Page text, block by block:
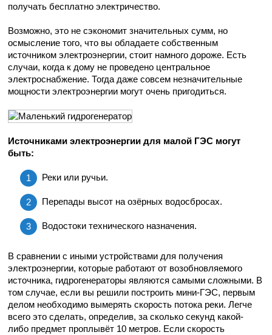
получать бесплатно электричество.
Возможно, это не сэкономит значительных сумм, но
осмысление того, что вы обладаете собственным
источником электроэнергии, стоит намного дороже. Есть
случаи, когда к дому не проведено центральное
электроснабжение. Тогда даже совсем незначительные
мощности электроэнергии могут очень пригодиться.
Источниками электроэнергии для малой ГЭС могут
быть:
Реки или ручьи.
Перепады высот на озёрных водосбросах.
Водостоки технического назначения.
В сравнении с иными устройствами для получения
электроэнергии, которые работают от возобновляемого
источника, гидрогенераторы являются самыми сложными. В
том случае, если вы решили построить мини-ГЭС, первым
делом необходимо вымерять скорость потока реки. Легче
всего это сделать, определив, за сколько секунд какой-
либо предмет проплывёт 10 метров. Если скорость